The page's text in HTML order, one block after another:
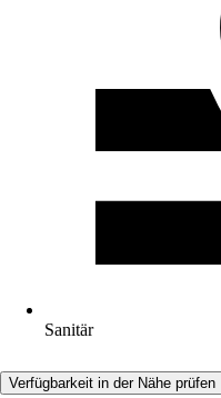
Sanitär
Verfügbarkeit in der Nähe prüfen